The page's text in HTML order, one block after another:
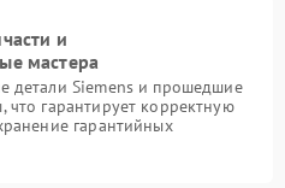
и
мастера
детали Siemens и прошедшие
гарантирует корректную
гарантийных